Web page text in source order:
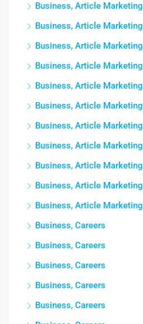
Business, Article Marketing
Business, Article Marketing
Business, Article Marketing
Business, Article Marketing
Business, Article Marketing
Business, Article Marketing
Business, Article Marketing
Business, Article Marketing
Business, Article Marketing
Business, Article Marketing
Business, Article Marketing
Business, Careers
Business, Careers
Business, Careers
Business, Careers
Business, Careers